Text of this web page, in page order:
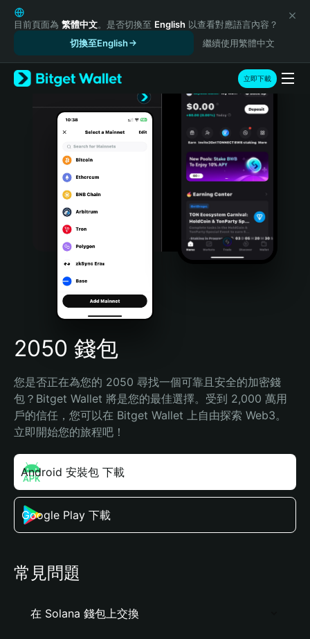
English
日本語
Русский
Español (Latinoamérica)
Türkçe
Português (Portugal)
Bahasa Indonesia
Português (Brasil)
Español (Argentina)
目前頁面為 繁體中文。是否切換至 English 以查看對應語言內容？
切換至English
繼續使用繁體中文
立即下載
2050 錢包
您是否正在為您的 2050 尋找一個可靠且安全的加密錢
包？Bitget Wallet 將是您的最佳選擇。受到 2,000 萬用
戶的信任，您可以在 Bitget Wallet 上自由探索 Web3。
立即開始您的旅程吧！
Android 安裝包 下載
Google Play 下載
常見問題
在 Solana 錢包上交換